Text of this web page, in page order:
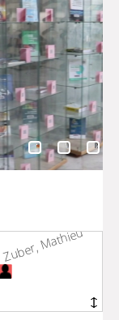
Zuber, Mathieu
Zuber, Mathieu